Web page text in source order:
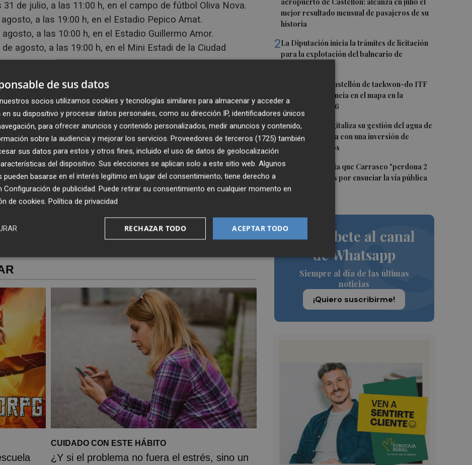
aeropuerto de Castellón: alcanza en julio el
mejor resultado mensual de pasajeros de su
historia
2La Diputación inicia la trámites de licitación
para la explotación del balneario de
Los clubes de Castellón de taekwon-do ITF
ponen a la provincia en el mapa en la
temporada 25/26
4Torreblanca digitaliza su gestión del agua de
la mano de Facsa con una inversión de
287.503,23 euros
5El PSPV denuncia que Carrasco "perdona 2
de cada 3 multas por ensuciar la vía pública
en Castelló"
Suscríbete al canal
de Whatsapp
Siempre al día de las últimas
noticias
¡Quiero suscribirme!
31 de julio, a las 11:00 h, en el campo de fútbol Oliva Nova.
a las 19:00 h, en el Estadio Pepico Amat.
a las 10:00 h, en el Estadio Guillermo Amor.
agosto, a las 19:00 h, en el Mini Estadi de la Ciudad
miércoles 19 de agosto, a las 20:00 h, en el Mini
Llaneza.
agosto, a las 20:30 h, en el Estadio Pinilla.
enviada cada d a a tu correo para seguir la actualidad sin
boletín aquí.
CUIDADO CON ESTE HÁBITO
¿Y si el problema no fuera el estrés, sino un
de sus datos
socios utilizamos cookies y tecnologías similares para almacenar y acceder a
su dispositivo y procesar datos personales, como su dirección IP, identificadores únicos
para ofrecer anuncios y contenido personalizados, medir anuncios y contenido,
sobre la audiencia y mejorar los servicios. Proveedores de terceros (1725) también
sus datos para estos y otros fines, incluido el uso de datos de geolocalización
del dispositivo. Sus elecciones se aplican solo a este sitio web. Algunos
pueden basarse en el interés legítimo en lugar del consentimiento; tiene derecho a
Configuración de publicidad. Puede retirar su consentimiento en cualquier momento en
de cookies. Política de privacidad
ACEPTAR TODO
RECHAZAR TODO